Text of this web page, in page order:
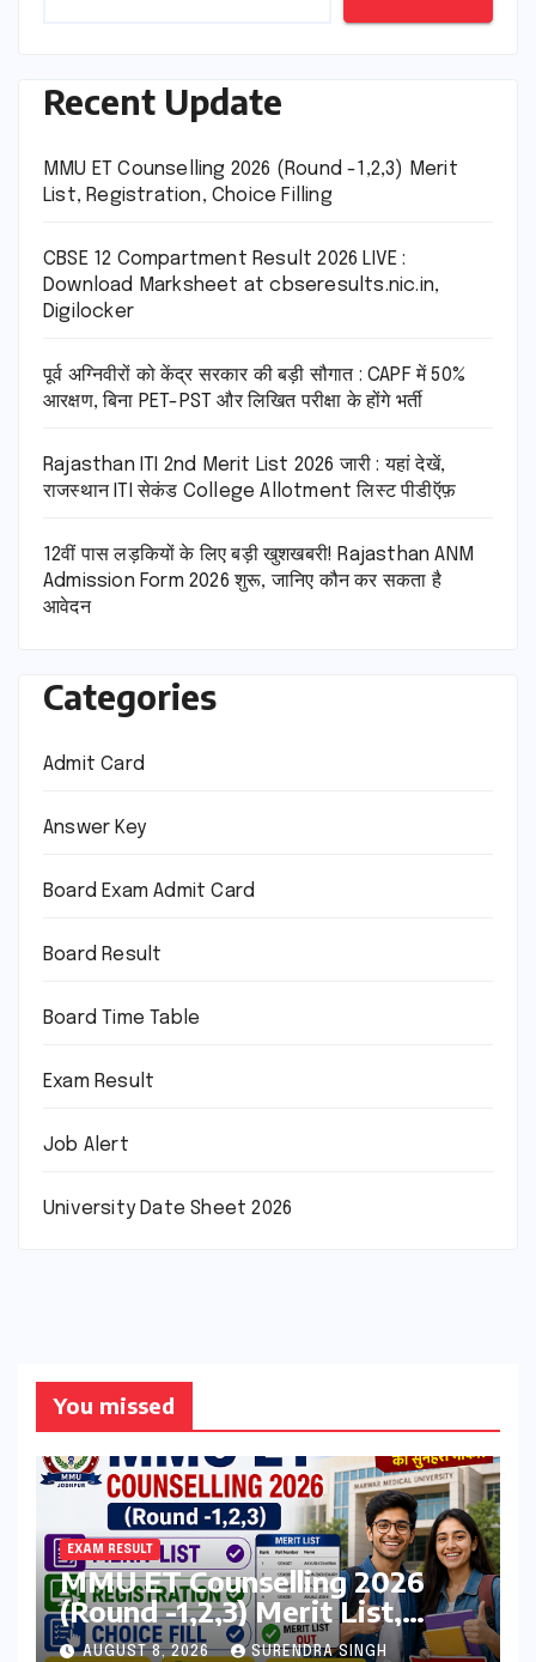
Recent Update
MMU ET Counselling 2026 (Round -1,2,3) Merit
List, Registration, Choice Filling
CBSE 12 Compartment Result 2026 LIVE :
Download Marksheet at cbseresults.nic.in,
Digilocker
पूर्व अग्निवीरों को केंद्र सरकार की बड़ी सौगात : CAPF में 50%
आरक्षण, बिना PET-PST और लिखित परीक्षा के होंगे भर्ती
Rajasthan ITI 2nd Merit List 2026 जारी : यहां देखें,
राजस्थान ITI सेकंड College Allotment लिस्ट पीडीऍफ़
12वीं पास लड़कियों के लिए बड़ी खुशखबरी! Rajasthan ANM
Admission Form 2026 शुरू, जानिए कौन कर सकता है
आवेदन
Categories
Admit Card
Answer Key
Board Exam Admit Card
Board Result
Board Time Table
Exam Result
Job Alert
University Date Sheet 2026
You missed
EXAM RESULT
MMU ET Counselling 2026
(Round -1,2,3) Merit List,
Registration, Choice Filling
AUGUST 8, 2026 SURENDRA SINGH